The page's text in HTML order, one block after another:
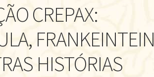
CREPAX:
FRANKEINTEIN
HISTÓRIAS